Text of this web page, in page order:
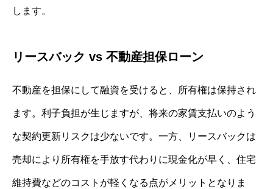
します。
リースバック vs 不動産担保ローン
不動産を担保にして融資を受けると、所有権は保持され
ます。利子負担が生じますが、将来の家賃支払いのよう
な契約更新リスクは少ないです。一方、リースバックは
売却により所有権を手放す代わりに現金化が早く、住宅
維持費などのコストが軽くなる点がメリットとなりま